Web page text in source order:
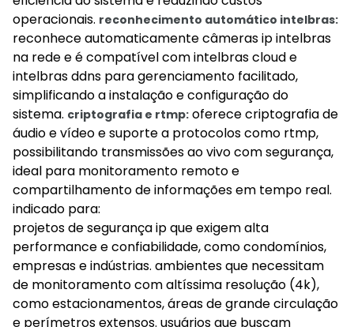
operacionais. reconhecimento automático intelbras:
reconhece automaticamente câmeras ip intelbras
na rede e é compatível com intelbras cloud e
intelbras ddns para gerenciamento facilitado,
simplificando a instalação e configuração do
sistema. criptografia e rtmp: oferece criptografia de
áudio e vídeo e suporte a protocolos como rtmp,
possibilitando transmissões ao vivo com segurança,
ideal para monitoramento remoto e
compartilhamento de informações em tempo real.
indicado para:
projetos de segurança ip que exigem alta
performance e confiabilidade, como condomínios,
empresas e indústrias. ambientes que necessitam
de monitoramento com altíssima resolução (4k),
como estacionamentos, áreas de grande circulação
e perímetros extensos. usuários que buscam